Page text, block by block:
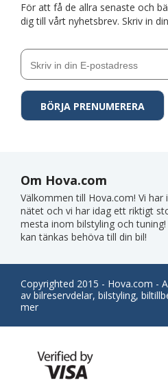
För att få de allra senaste och
dig till vårt nyhetsbrev. Skriv in
Om Hova.com
Välkommen till Hova.com! Vi
nätet och vi har idag ett riktigt
mesta inom bilstyling och
kan tänkas behöva till din bil!
Copyrighted 2015 - Hova.com -
av bilreservdelar, bilstyling,
mer